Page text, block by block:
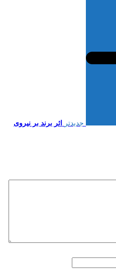
جدیدتر
اثر برند بر نیروی